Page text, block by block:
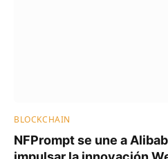
BLOCKCHAIN
NFPrompt se une a